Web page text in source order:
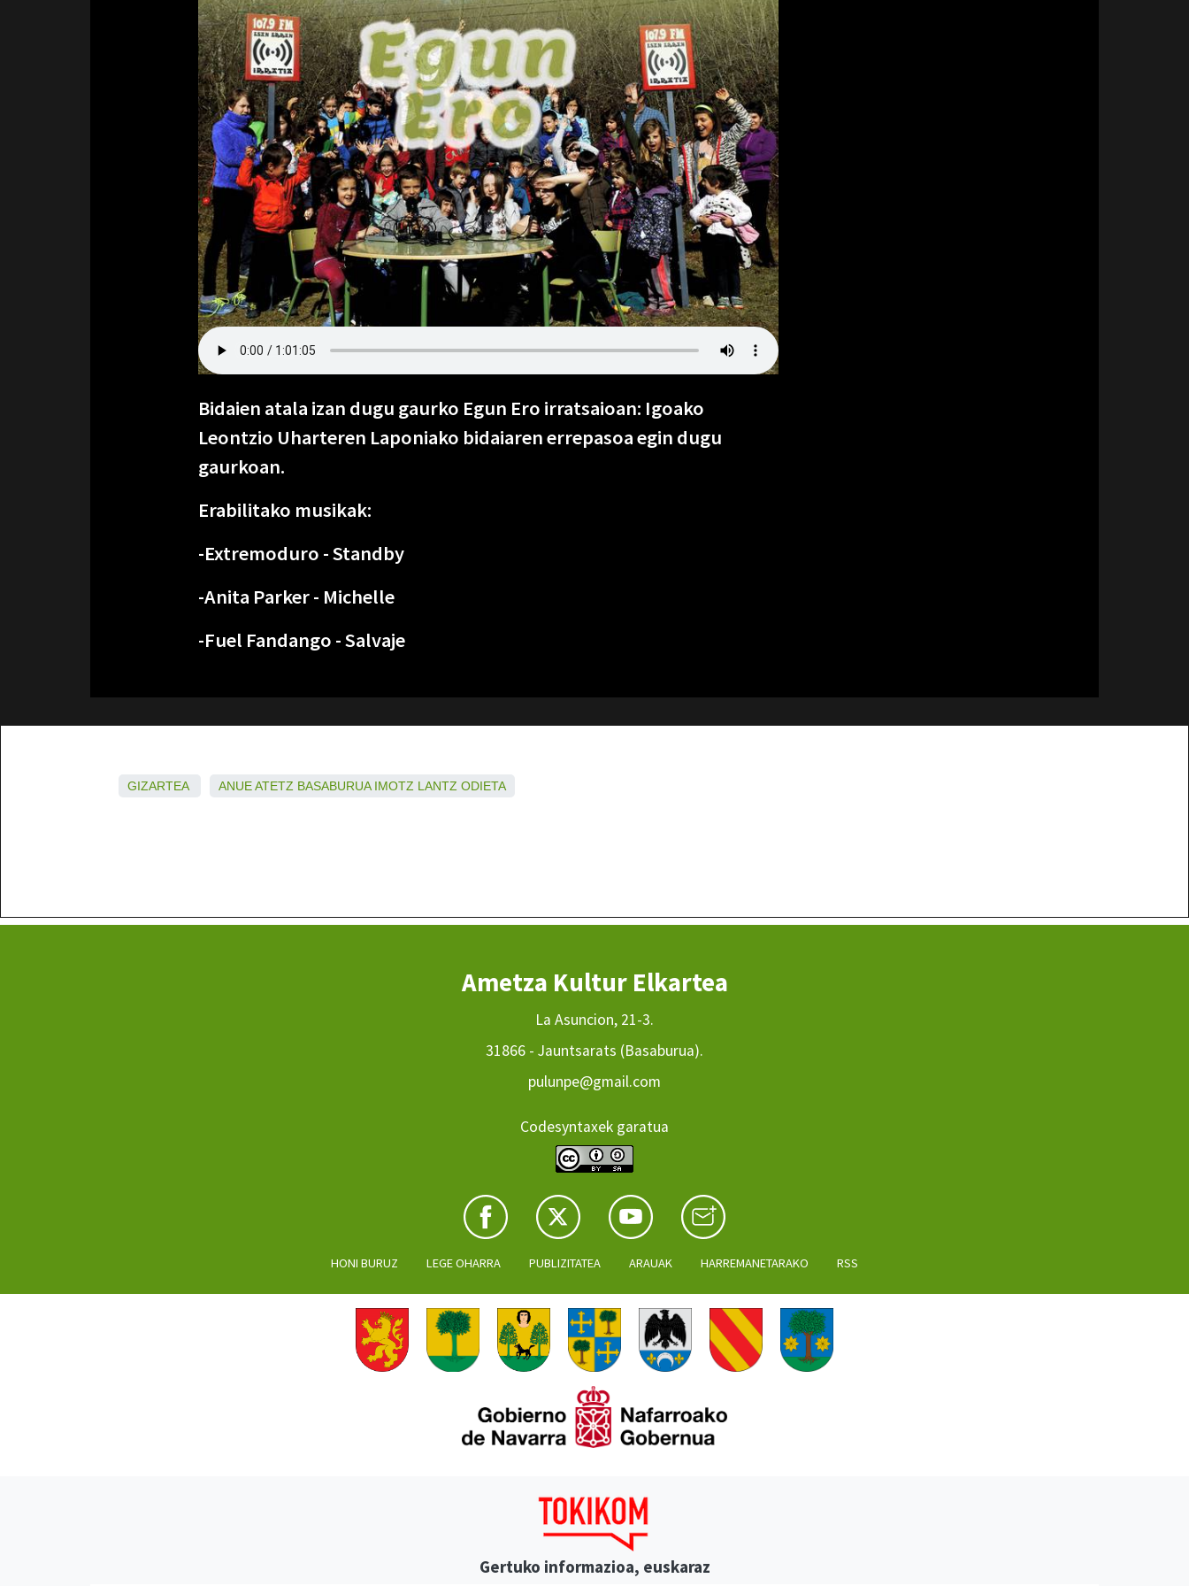
Bidaien atala izan dugu gaurko Egun Ero irratsaioan: Igoako
Leontzio Uharteren Laponiako bidaiaren errepasoa egin dugu
gaurkoan.
Erabilitako musikak:
-Extremoduro - Standby
-Anita Parker - Michelle
-Fuel Fandango - Salvaje
GIZARTEA ANUEATETZ BASABURUA IMOTZ LANTZ ODIETA
Ametza Kultur Elkartea
La Asuncion, 21-3.
31866 - Jauntsarats (Basaburua).
pulunpe@gmail.com
Codesyntaxek garatua
HONI BURUZ LEGE OHARRA PUBLIZITATEA ARAUAK HARREMANETARAKO RSS
Gertuko informazioa, euskaraz